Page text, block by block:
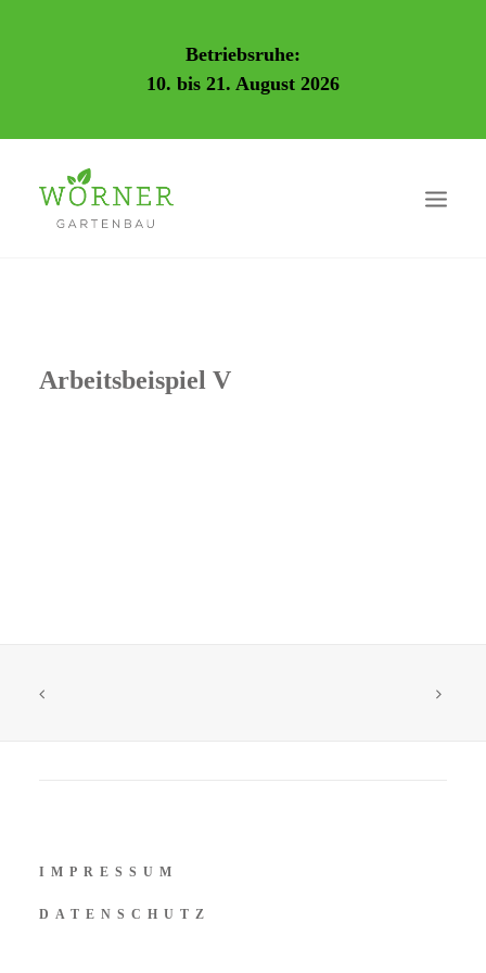
Betriebsruhe:
10. bis 21. August 2026
Arbeitsbeispiel V
IMPRESSUM
DATENSCHUTZ